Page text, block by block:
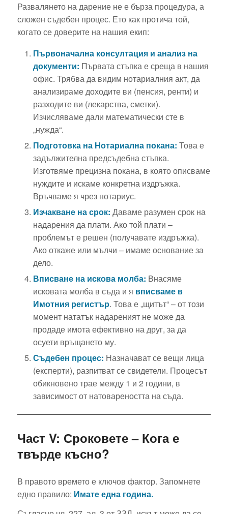
Развалянето на дарение не е бърза процедура, а
сложен съдебен процес. Ето как протича той,
когато се доверите на нашия екип:
Първоначална консултация и анализ на
документи: Първата стъпка е среща в нашия
офис. Трябва да видим нотариалния акт, да
анализираме доходите ви (пенсия, ренти) и
разходите ви (лекарства, сметки).
Изчисляваме дали математически сте в
„нужда“.
Подготовка на Нотариална покана: Това е
задължителна предсъдебна стъпка.
Изготвяме прецизна покана, в която описваме
нуждите и искаме конкретна издръжка.
Връчваме я чрез нотариус.
Изчакване на срок: Даваме разумен срок на
надарения да плати. Ако той плати –
проблемът е решен (получавате издръжка).
Ако откаже или мълчи – имаме основание за
дело.
Вписване на искова молба: Внасяме
исковата молба в съда и я вписваме в
Имотния регистър. Това е „щитът“ – от този
момент нататък надареният не може да
продаде имота ефективно на друг, за да
осуети връщането му.
Съдебен процес: Назначават се вещи лица
(експерти), разпитват се свидетели. Процесът
обикновено трае между 1 и 2 години, в
зависимост от натовареността на съда.
Част V: Сроковете – Кога е
твърде късно?
В правото времето е ключов фактор. Запомнете
едно правило: Имате една година.